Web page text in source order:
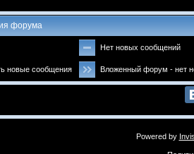
форума
Нет новых сообщений
новые сообщения Вложенный форум - нет
Powered by